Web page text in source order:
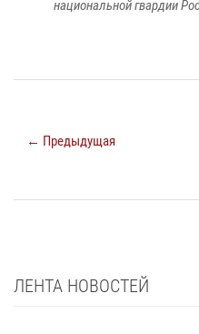
национальной гвардии
← Предыдущая
ЛЕНТА НОВОСТЕЙ